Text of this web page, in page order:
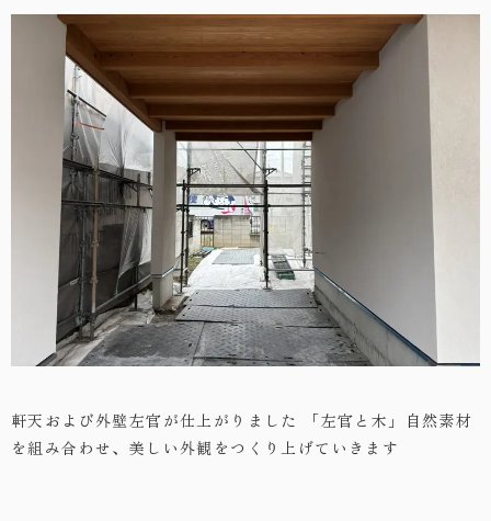
軒天および外壁左官が仕上がりました
「左官と木」自然素材
を組み合わせ、美しい外観をつくり上げていきます
- コンセプトハウス事
業
- 家・不動産の利活用
- ギャラリー&工房
・リクルート
・会社概要
・お問い合わせ